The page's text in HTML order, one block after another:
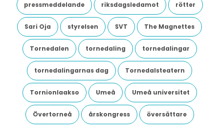
pressmeddelande riksdagsledamot rötter
Sari Oja styrelsen SVT The Magnettes
Tornedalen tornedaling tornedalingar
tornedalingarnas dag Tornedalsteatern
Tornionlaakso Umeå Umeå universitet
Övertorneå årskongress översättare